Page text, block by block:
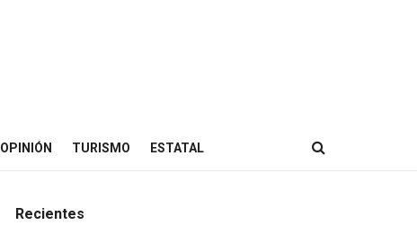
OPINIÓN TURISMO ESTATAL
Recientes